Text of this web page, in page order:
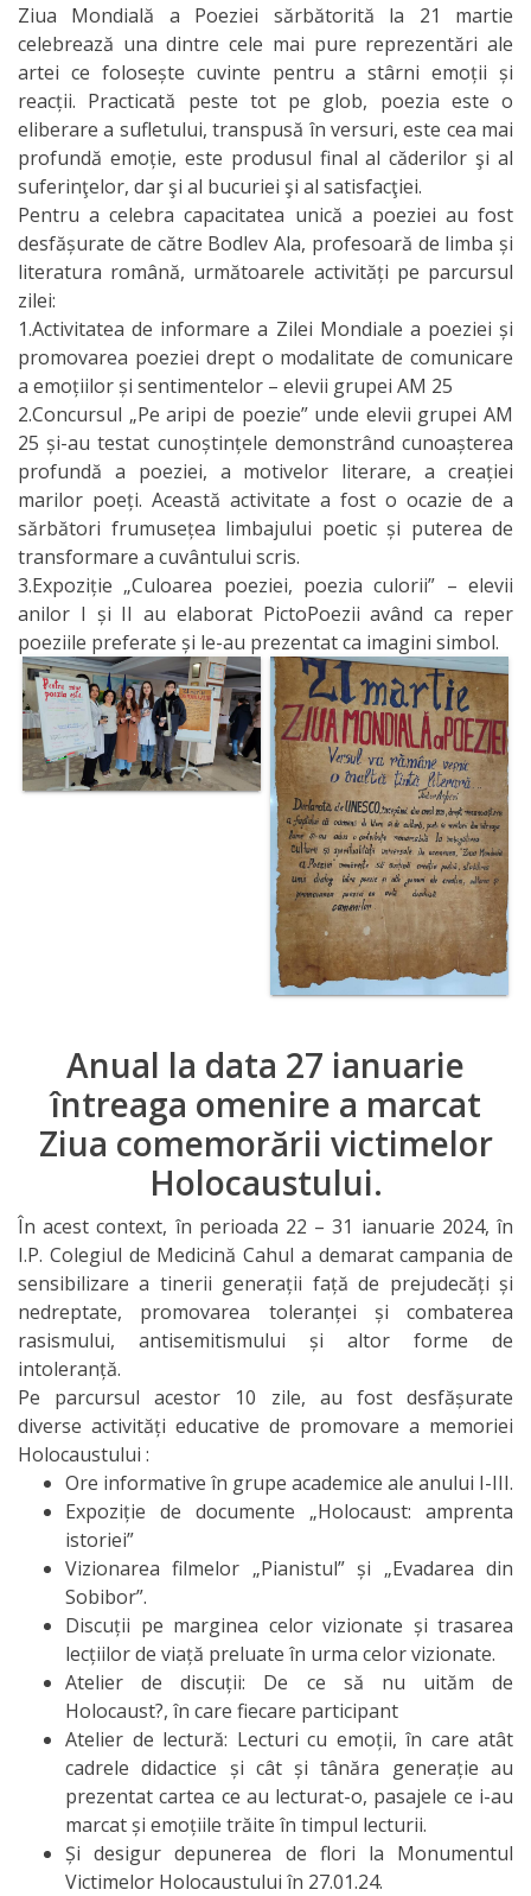
Ziua Mondială a Poeziei sărbătorită la 21 martie
celebrează una dintre cele mai pure reprezentări ale
artei ce folosește cuvinte pentru a stârni emoții și
reacții. Practicată peste tot pe glob, poezia este o
eliberare a sufletului, transpusă în versuri, este cea mai
profundă emoție, este produsul final al căderilor şi al
suferinţelor, dar şi al bucuriei şi al satisfacţiei.
Pentru a celebra capacitatea unică a poeziei au fost
desfășurate de către Bodlev Ala, profesoară de limba și
literatura română, următoarele activități pe parcursul
zilei:
1.Activitatea de informare a Zilei Mondiale a poeziei și
promovarea poeziei drept o modalitate de comunicare
a emoțiilor și sentimentelor – elevii grupei AM 25
2.Concursul „Pe aripi de poezie” unde elevii grupei AM
25 și-au testat cunoștințele demonstrând cunoașterea
profundă a poeziei, a motivelor literare, a creației
marilor poeți. Această activitate a fost o ocazie de a
sărbători frumusețea limbajului poetic și puterea de
transformare a cuvântului scris.
3.Expoziție „Culoarea poeziei, poezia culorii” – elevii
anilor I și II au elaborat PictoPoezii având ca reper
poeziile preferate și le-au prezentat ca imagini simbol.
Anual la data 27 ianuarie
întreaga omenire a marcat
Ziua comemorării victimelor
Holocaustului.
În acest context, în perioada 22 – 31 ianuarie 2024, în
I.P. Colegiul de Medicină Cahul a demarat campania de
sensibilizare a tinerii generații față de prejudecăți și
nedreptate, promovarea toleranței și combaterea
rasismului, antisemitismului și altor forme de
intoleranță.
Pe parcursul acestor 10 zile, au fost desfășurate
diverse activități educative de promovare a memoriei
Holocaustului :
Ore informative în grupe academice ale anului I-III.
Expoziție de documente „Holocaust: amprenta
istoriei”
Vizionarea filmelor „Pianistul” și „Evadarea din
Sobibor”.
Discuții pe marginea celor vizionate și trasarea
lecțiilor de viață preluate în urma celor vizionate.
Atelier de discuții: De ce să nu uităm de
Holocaust?, în care fiecare participant
Atelier de lectură: Lecturi cu emoții, în care atât
cadrele didactice și cât și tânăra generație au
prezentat cartea ce au lecturat-o, pasajele ce i-au
marcat și emoțiile trăite în timpul lecturii.
Și desigur depunerea de flori la Monumentul
Victimelor Holocaustului în 27.01.24.